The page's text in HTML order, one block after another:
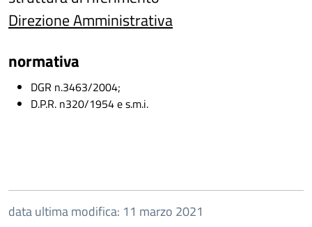
Direzione Amministrativa
normativa
DGR n.3463/2004;
D.P.R. n320/1954 e s.m.i.
data ultima modifica: 11 marzo 2021